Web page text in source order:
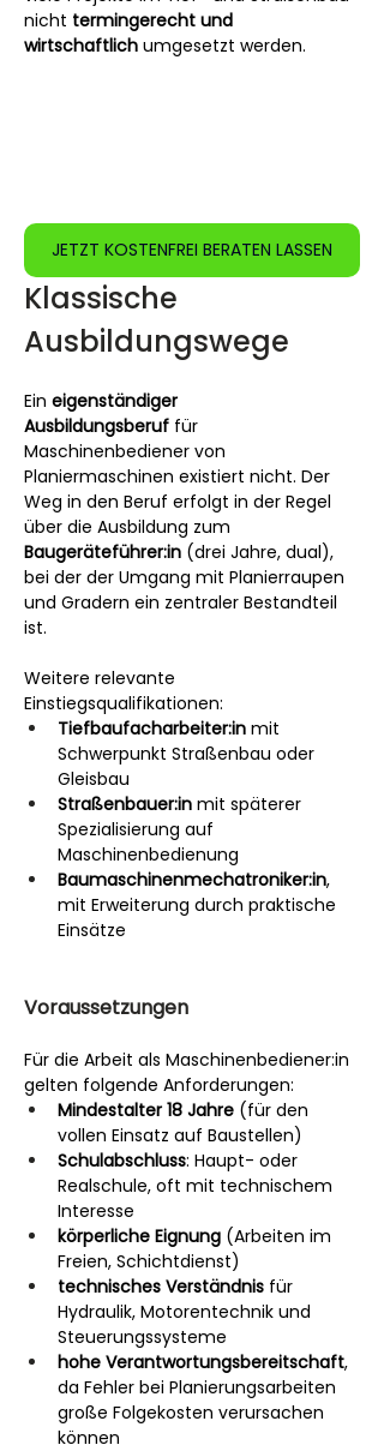
nicht termingerecht und
wirtschaftlich umgesetzt werden.
JETZT KOSTENFREI BERATEN LASSEN
Klassische
Ausbildungswege
Ein eigenständiger
Ausbildungsberuf für
Maschinenbediener von
Planiermaschinen existiert nicht. Der
Weg in den Beruf erfolgt in der Regel
über die Ausbildung zum
Baugeräteführer:in (drei Jahre, dual),
bei der der Umgang mit Planierraupen
und Gradern ein zentraler Bestandteil
ist.
Weitere relevante
Einstiegsqualifikationen:
Tiefbaufacharbeiter:in mit
Schwerpunkt Straßenbau oder
Gleisbau
Straßenbauer:in mit späterer
Spezialisierung auf
Maschinenbedienung
Baumaschinenmechatroniker:in,
mit Erweiterung durch praktische
Einsätze
Voraussetzungen
Für die Arbeit als Maschinenbediener:in
gelten folgende Anforderungen:
Mindestalter 18 Jahre (für den
vollen Einsatz auf Baustellen)
Schulabschluss: Haupt- oder
Realschule, oft mit technischem
Interesse
körperliche Eignung (Arbeiten im
Freien, Schichtdienst)
technisches Verständnis für
Hydraulik, Motorentechnik und
Steuerungssysteme
hohe Verantwortungsbereitschaft,
da Fehler bei Planierungsarbeiten
große Folgekosten verursachen
können